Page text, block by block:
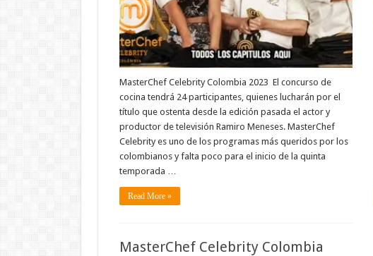
MasterChef Celebrity Colombia 2023 El concurso de
cocina tendrá 24 participantes, quienes lucharán por el
título que ostenta desde la edición pasada el actor y
productor de televisión Ramiro Meneses. MasterChef
Celebrity es uno de los programas más queridos por los
colombianos y falta poco para el inicio de la quinta
temporada …
Read More »
MasterChef Celebrity Colombia